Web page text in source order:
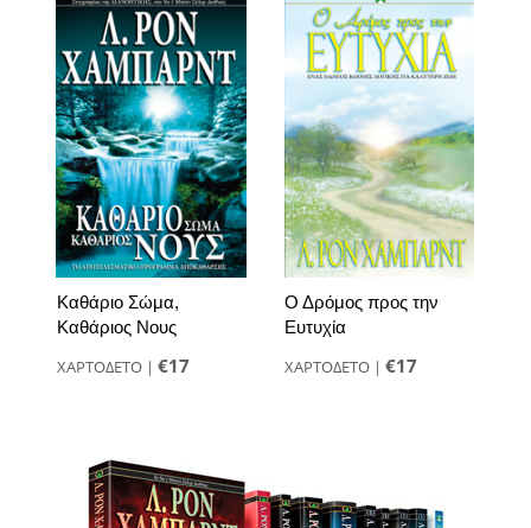
Καθάριο Σώμα,
Καθάριος Νους
ΧΑΡΤΟΔΕΤΟ| €17
Ο Δρόμος προς την
Ευτυχία
ΧΑΡΤΟΔΕΤΟ |€17